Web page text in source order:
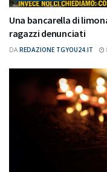
Una bancarella di
ragazzi denunciati
DA REDAZIONE TGYOU24.IT